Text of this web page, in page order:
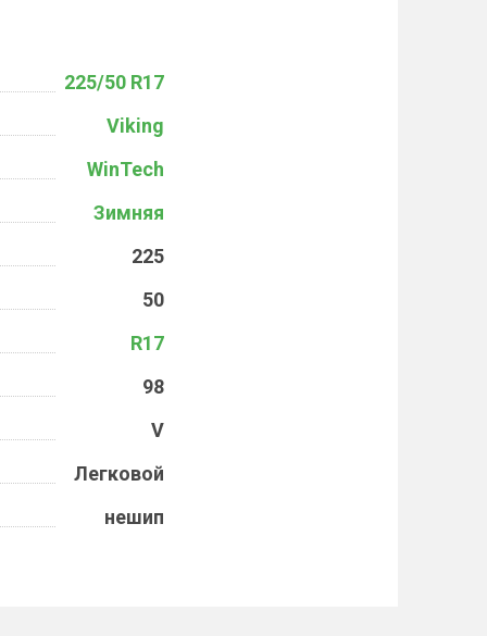
225/50 R17
Viking
WinTech
Зимняя
225
50
R17
98
V
Легковой
нешип